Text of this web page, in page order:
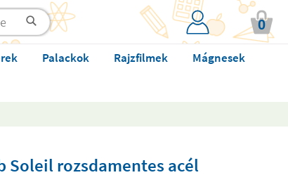
0
Palackok Rajzfilmek
Mágnesek
Soleil rozsdamentes acél